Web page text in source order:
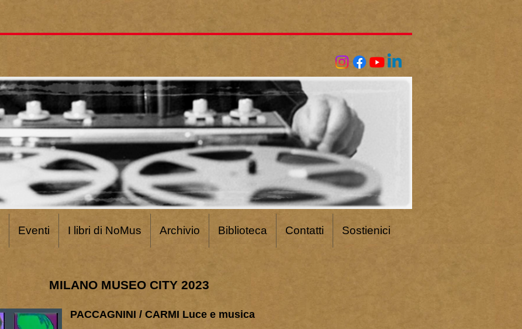
Eventi I libri di NoMus Archivio Biblioteca Contatti Sostienici
MILANO MUSEO CITY 2023
PACCAGNINI / CARMI Luce e musica